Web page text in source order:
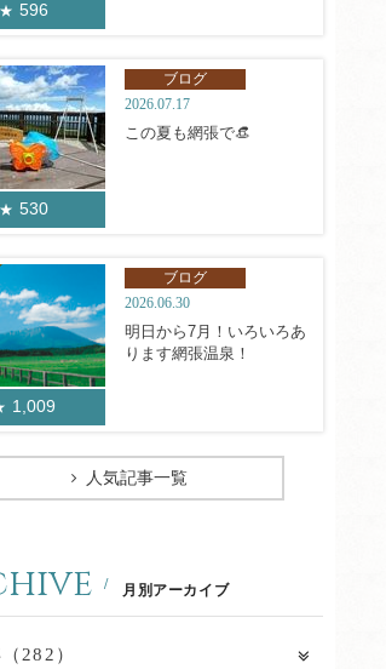
596
530
ブログ
2026.07.17
この夏も網張で👒
1,009
ブログ
2026.06.30
明日から7月！いろいろあ
ります網張温泉！
人気記事一覧
月別アーカイブ
282）